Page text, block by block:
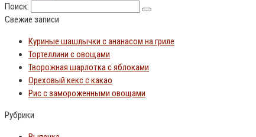
Поиск:
Свежие записи
Куриные шашлычки с ананасом на гриле
Тортеллини с овощами
Творожная шарлотка с яблоками
Ореховый кекс с какао
Рис с замороженными овощами
Рубрики